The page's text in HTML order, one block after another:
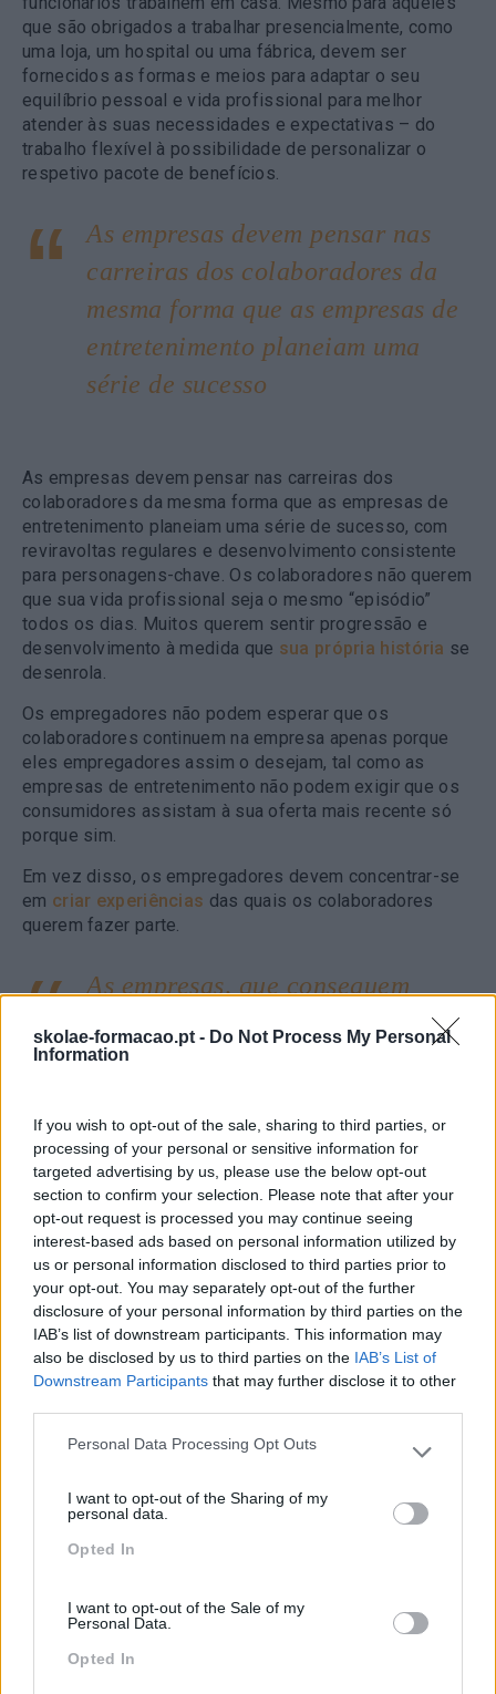
skolae-formacao.pt - Do Not Process My Personal
Information
If you wish to opt-out of the sale, sharing to third parties, or
processing of your personal or sensitive information for
targeted advertising by us, please use the below opt-out
section to confirm your selection. Please note that after your
opt-out request is processed you may continue seeing
interest-based ads based on personal information utilized by
us or personal information disclosed to third parties prior to
your opt-out. You may separately opt-out of the further
disclosure of your personal information by third parties on the
IAB’s list of downstream participants. This information may
also be disclosed by us to third parties on the IAB’s List of
Downstream Participants that may further disclose it to other
Please note that this website/app uses one or more Google
not limited to your visit or usage behaviour. You may click to
grant or deny consent to Google and its third-party tags to
use your data for below specified purposes in below Google
Personal Data Processing Opt Outs
I want to opt-out of the Sharing of my
personal data.
Opted In
I want to opt-out of the Sale of my
Personal Data.
Opted In
que são obrigados a trabalhar presencialmente, como
uma loja, um hospital ou uma fábrica, devem ser
fornecidos as formas e meios para adaptar o seu
equilíbrio pessoal e vida profissional para melhor
atender às suas necessidades e expectativas – do
trabalho flexível à possibilidade de personalizar o
respetivo pacote de benefícios.
As empresas devem pensar nas
carreiras dos colaboradores da
mesma forma que as empresas de
entretenimento planeiam uma
série de sucesso
As empresas devem pensar nas carreiras dos
colaboradores da mesma forma que as empresas de
entretenimento planeiam uma série de sucesso, com
reviravoltas regulares e desenvolvimento consistente
para personagens-chave. Os colaboradores não querem
que sua vida profissional seja o mesmo “episódio”
todos os dias. Muitos querem sentir progressão e
desenvolvimento à medida que sua própria história se
desenrola.
Os empregadores não podem esperar que os
colaboradores continuem na empresa apenas porque
eles empregadores assim o desejam, tal como as
empresas de entretenimento não podem exigir que os
consumidores assistam à sua oferta mais recente só
porque sim.
Em vez disso, os empregadores devem concentrar-se
em criar experiências das quais os colaboradores
querem fazer parte.
As empresas, que conseguem
recrutar e reter os melhores
talentos serão as que permitem
experiências imperdíveis
As empresas, que conseguem recrutar e reter os
melhores talentos serão as que permitem escolha,
personalização e experiências imperdíveis que as
pessoas desejam nas suas vidas, seja a assistir a um
filme, a ver uma série na televisão, ou a desenvolver
uma carreira profissional.
Gostou deste artigo? Subscreva a newsletter do
RHBizz aqui. Siga-nos também noLinkedIn.
SOMOS CONTÍNUOS E
DOS 4 C’S NA GESTÃO
DO TRABALHO REMOTO